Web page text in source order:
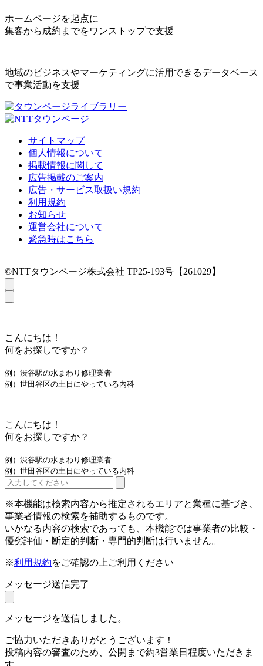
ホームページを起点に
集客から成約までをワンストップで支援
地域のビジネスやマーケティングに活用できるデータベース
で事業活動を支援
サイトマップ
個人情報について
掲載情報に関して
広告掲載のご案内
広告・サービス取扱い規約
利用規約
お知らせ
運営会社について
緊急時はこちら
©NTTタウンページ株式会社 TP25-193号【261029】
こんにちは！
何をお探しですか？
例）渋谷駅の水まわり修理業者
例）世田谷区の土日にやっている内科
こんにちは！
何をお探しですか？
例）渋谷駅の水まわり修理業者
例）世田谷区の土日にやっている内科
※本機能は検索内容から推定されるエリアと業種に基づき、
事業者情報の検索を補助するものです。
いかなる内容の検索であっても、本機能では事業者の比較・
優劣評価・断定的判断・専門的判断は行いません。
※利用規約をご確認の上ご利用ください
メッセージ送信完了
メッセージを送信しました。
ご協力いただきありがとうございます！
投稿内容の審査のため、公開まで約3営業日程度いただきま